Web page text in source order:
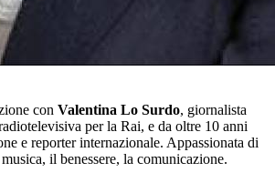
con Valentina Lo Surdo, giornalista
per la Rai, e da oltre 10 anni
e reporter internazionale. Appassionata di
il benessere, la comunicazione.